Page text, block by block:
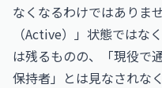
なくなるわけではありま
（Active）」状態ではな
は残るものの、「現役で
保持者」とは見なされな